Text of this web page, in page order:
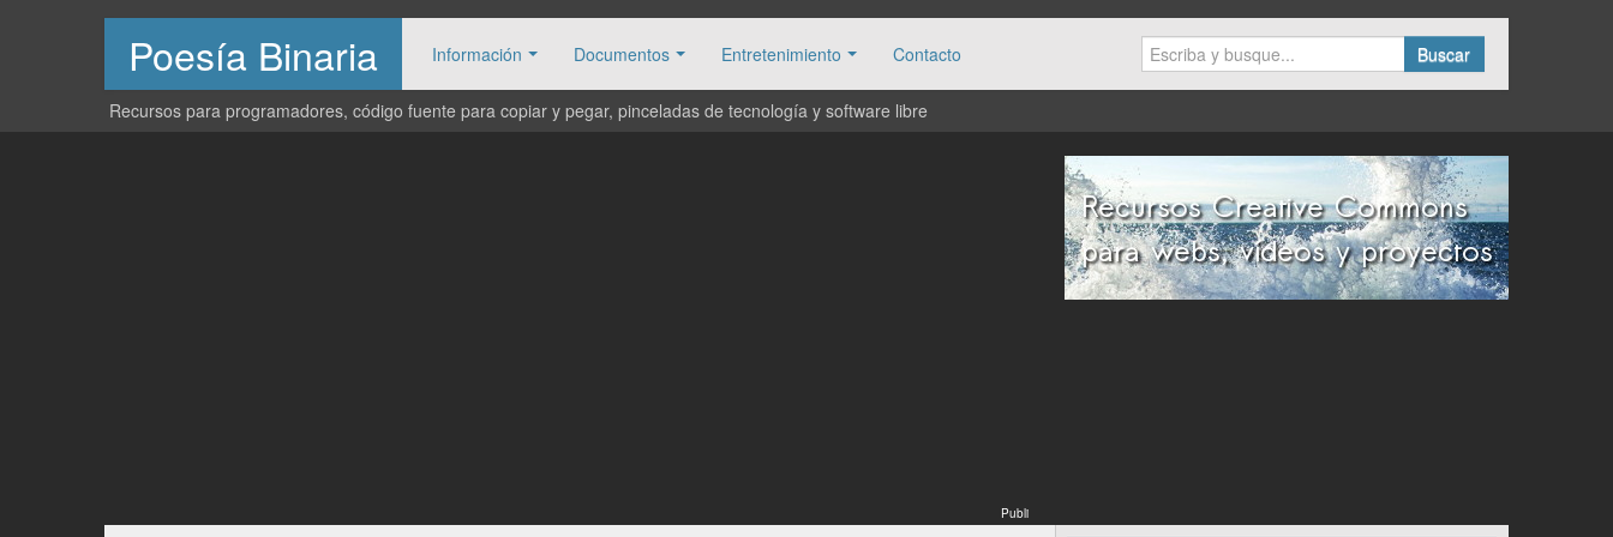
Poesía Binaria Información Documentos Entretenimiento Contacto Buscar
Recursos para programadores, código fuente para copiar y pegar, pinceladas de tecnología y software libre
Publi